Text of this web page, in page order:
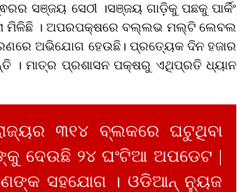
ସଞ୍ଜୟ ସେଠୀ ।ସଞ୍ଜୟ ଗାଡ଼ିକୁ ପଛକୁ ପାର୍କିଂ
ମିଳିଛି । ଅପରପକ୍ଷରେ ବଲ୍ଲଭ ମଲ୍ଟି ଲେବଲ
ଅଭିଯୋଗ ହେଉଛି। ପ୍ରତ୍ୟେକ ଦିନ ହଜାର
। ମାତ୍ର ପ୍ରଶାସନ ପକ୍ଷରୁ ଏଥିପ୍ରତି ଧ୍ୟାନ
୩୧୪ ବ୍ଲକରେ ଘଟୁଥିବା
ଦେଉଛି ୨୪ ଘଂଟିଆ ଅପଡେଟ |
ସହଯୋଗ । ଓଡିଆନ୍ ନ୍ୟୁଜ